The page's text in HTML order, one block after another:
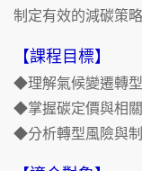
制定有效的減碳策
【課程目標】
◆理解氣候變遷轉
◆掌握碳定價與相
◆分析轉型風險與